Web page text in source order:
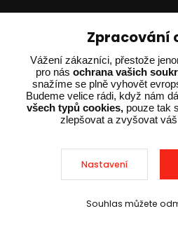
Sleva
Ing. Adam Dvořák
+420 602 234 254
(Po-Pá 8:00 - 15:00)
potrebujiporadit@dvorak-
2025 © Dvorak-Karlik.cz – Všechna
Zpracování
Vážení zákazníci, přestože
pro nás ochrana vašich
snažíme se plně vyhovět
Budeme velice rádi, když nám
všech typů cookies,pouze tak
zlepšovat a zvyšovat
Nastavení
Souhlas můžete